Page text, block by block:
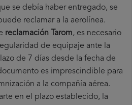
se debía haber entregado, se
reclamar a la aerolínea.
reclamación Tarom, es necesario
de equipaje ante la
de 7 días desde la fecha de
es imprescindible para
a la compañía aérea.
en el plazo establecido, la